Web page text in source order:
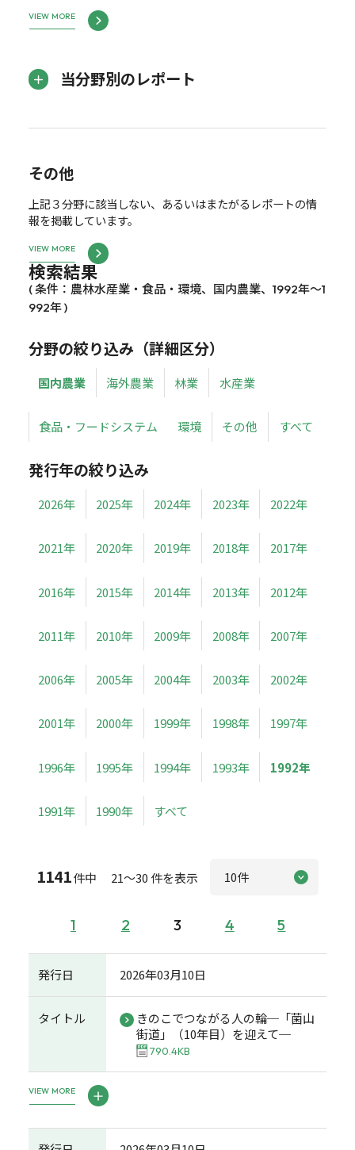
VIEW MORE
当分野別のレポート
その他
上記３分野に該当しない、あるいはまたがるレポートの情
報を掲載しています。
VIEW MORE
検索結果
( 条件：農林水産業・食品・環境、国内農業、1992年～1
992年 )
分野の絞り込み（詳細区分）
国内農業 海外農業 林業 水産業
食品・フードシステム 環境 その他 すべて
発行年の絞り込み
2026年 2025年 2024年 2023年 2022年
2021年 2020年 2019年 2018年 2017年
2016年 2015年 2014年 2013年 2012年
2011年 2010年 2009年 2008年 2007年
2006年 2005年 2004年 2003年 2002年
2001年 2000年 1999年 1998年 1997年
1996年 1995年 1994年 1993年 1992年
1991年 1990年 すべて
1141件中 21～30 件を表示
1 2 3 4 5
発行日 2026年03月10日
タイトル
きのこでつながる人の輪─「菌山
街道」（10年目）を迎えて─
790.4KB
VIEW MORE